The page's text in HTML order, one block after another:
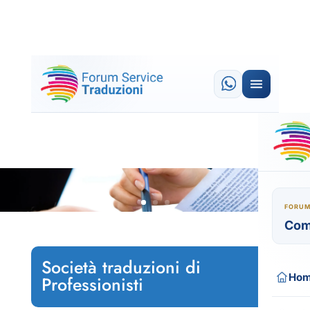
Società traduzioni di
Professionisti